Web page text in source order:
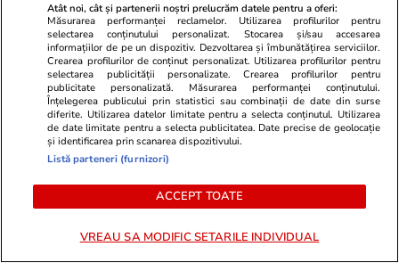
Analiză
Ce au comandat românii în
serile de fotbal? Noua vedetă a
restaurantelor pe timpul
Campionatului Mondial
Știri România 10:39
Teodor, elevul de 17 ani din
București care visează să
Atât noi, cât și partenerii noștri prelucrăm datele pentru a oferi:
Măsurarea performanței reclamelor. Utilizarea profilurilor pentru
selectarea conținutului personalizat. Stocarea și/sau accesarea
informațiilor de pe un dispozitiv. Dezvoltarea și îmbunătățirea serviciilor.
Crearea profilurilor de conținut personalizat. Utilizarea profilurilor pentru
selectarea publicității personalizate. Crearea profilurilor pentru
publicitate personalizată. Măsurarea performanței conținutului.
Înțelegerea publicului prin statistici sau combinații de date din surse
diferite. Utilizarea datelor limitate pentru a selecta conținutul. Utilizarea
de date limitate pentru a selecta publicitatea. Date precise de geolocație
și identificarea prin scanarea dispozitivului.
Listă parteneri (furnizori)
ACCEPT TOATE
VREAU SA MODIFIC SETARILE INDIVIDUAL